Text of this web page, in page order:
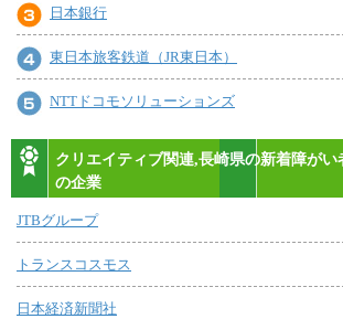
日本銀行
東日本旅客鉄道（JR東日本）
NTTドコモソリューションズ
クリエイティブ関連,長崎県の新着障が
の企業
JTBグループ
トランスコスモス
日本経済新聞社